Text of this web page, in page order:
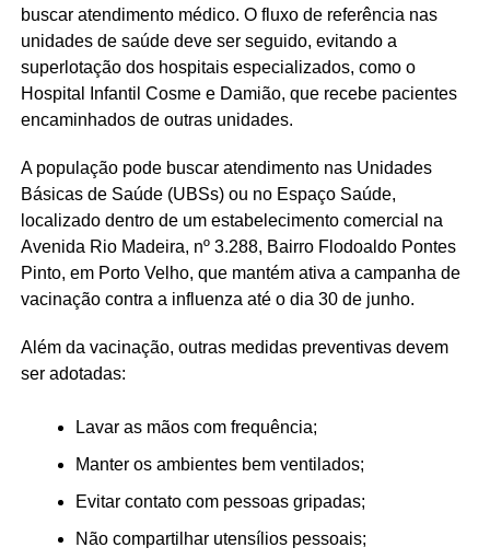
buscar atendimento médico. O fluxo de referência nas
unidades de saúde deve ser seguido, evitando a
superlotação dos hospitais especializados, como o
Hospital Infantil Cosme e Damião, que recebe pacientes
encaminhados de outras unidades.
A população pode buscar atendimento nas Unidades
Básicas de Saúde (UBSs) ou no Espaço Saúde,
localizado dentro de um estabelecimento comercial na
Avenida Rio Madeira, nº 3.288, Bairro Flodoaldo Pontes
Pinto, em Porto Velho, que mantém ativa a campanha de
vacinação contra a influenza até o dia 30 de junho.
Além da vacinação, outras medidas preventivas devem
ser adotadas:
Lavar as mãos com frequência;
Manter os ambientes bem ventilados;
Evitar contato com pessoas gripadas;
Não compartilhar utensílios pessoais;